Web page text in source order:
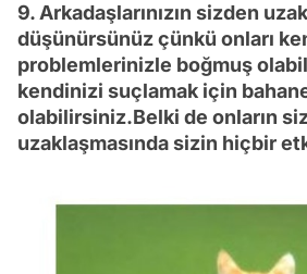
9. Arkadaşlarınızın sizden
düşünürsünüz çünkü onları
problemlerinizle boğmuş
kendinizi suçlamak için
olabilirsiniz.Belki de onların
uzaklaşmasında sizin hiçbir